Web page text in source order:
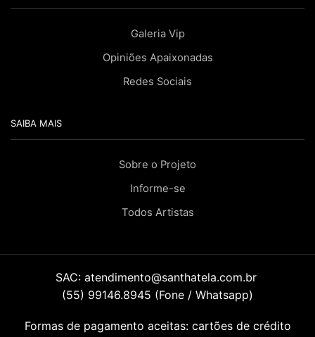
Galeria Vip
Opiniões Apaixonadas
Redes Sociais
SAIBA MAIS
Sobre o Projeto
Informe-se
Todos Artistas
SAC: atendimento@santhatela.com.br
(55) 99146.8945 (Fone / Whatsapp)
Formas de pagamento aceitas: cartões de crédito